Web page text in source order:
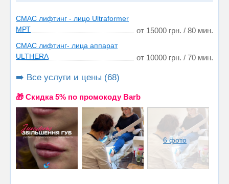
СМАС лифтинг - лицо Ultraformer
МРТ
от 15000 грн. / 80 мин.
СМАС лифтинг- лица аппарат
ULTHERA
от 10000 грн. / 70 мин.
➡️ Все услуги и цены (68)
🎁 Cкидка 5% по промокоду Barb
6 фото